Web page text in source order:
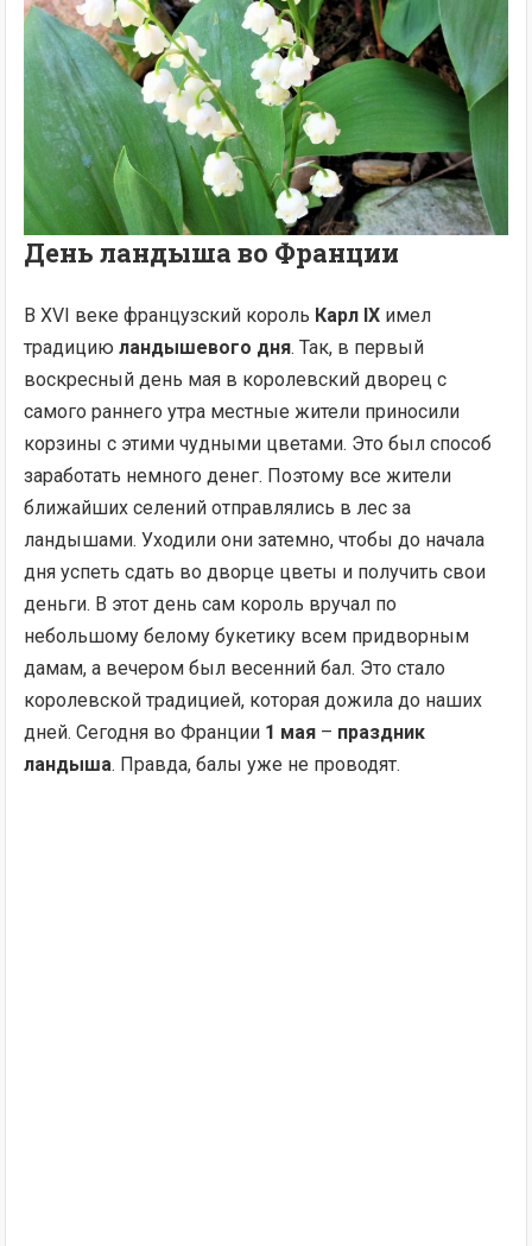
День ландыша во Франции
В XVI веке французский король Карл IX имел
традициюландышевого дня. Так, в первый
воскресный день мая в королевский дворец с
самого раннего утра местные жители приносили
корзины с этими чудными цветами. Это был способ
заработать немного денег. Поэтому все жители
ближайших селений отправлялись в лес за
ландышами. Уходили они затемно, чтобы до начала
дня успеть сдать во дворце цветы и получить свои
деньги. В этот день сам король вручал по
небольшому белому букетику всем придворным
дамам, а вечером был весенний бал. Это стало
королевской традицией, которая дожила до наших
дней. Сегодня во Франции 1 мая – праздник
ландыша. Правда, балы уже не проводят.